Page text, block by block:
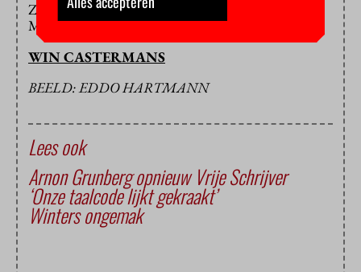
Zwagerman, vorige week bekroond met de Annie
M.G. Schmidtprijs voor het beste theaterlied 2018.
WIN CASTERMANS
BEELD: EDDO HARTMANN
Lees ook
Arnon Grunberg opnieuw Vrije Schrijver
‘Onze taalcode lijkt gekraakt’
Winters ongemak